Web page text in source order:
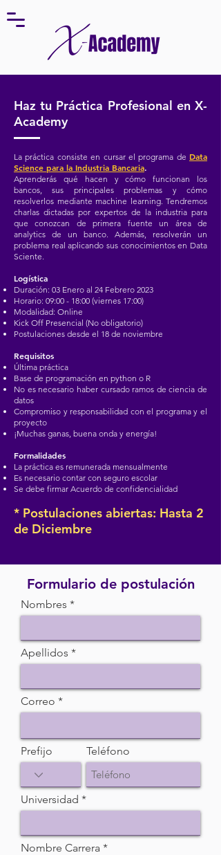
Haz tu Práctica Profesional en X-
Academy
La práctica consiste en cursar el programa de Data
Science para la Industria Bancaria.
Aprenderás qué hacen y cómo funcionan los
bancos, sus principales problemas y cómo
resolverlos mediante machine learning. Tendremos
charlas dictadas por expertos de la industria para
que conozcan de primera fuente un área de
analytics de un banco. Además, resolverán un
problema real aplicando sus conocimientos en Data
Sciente.
Logística
Duración: 03 Enero al 24 Febrero 2023
Horario: 09:00 - 18:00 (viernes 17:00)
Modalidad: Online
Kick Off Presencial (No obligatorio)
Postulaciones desde el 18 de noviembre
Requisitos
Última práctica
Base de programación en python o R
No es necesario haber cursado ramos de ciencia de
datos
Compromiso y responsabilidad con el programa y el
proyecto
¡Muchas ganas, buena onda y energía!
Formalidades
La práctica es remunerada mensualmente
Es necesario contar con seguro escolar
Se debe firmar Acuerdo de confidencialidad
* Postulaciones abiertas: Hasta 2
de Diciembre
Formulario de postulación
Nombres
Apellidos
Correo
Prefijo Teléfono
Universidad
Nombre Carrera